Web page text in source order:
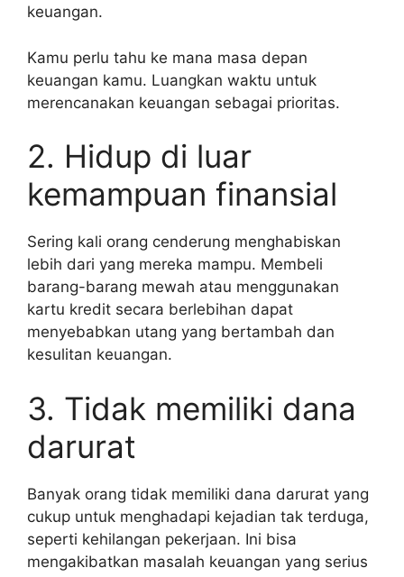
keuangan.
Kamu perlu tahu ke mana masa depan
keuangan kamu. Luangkan waktu untuk
merencanakan keuangan sebagai prioritas.
2. Hidup di luar
kemampuan finansial
Sering kali orang cenderung menghabiskan
lebih dari yang mereka mampu. Membeli
barang-barang mewah atau menggunakan
kartu kredit secara berlebihan dapat
menyebabkan utang yang bertambah dan
kesulitan keuangan.
3. Tidak memiliki dana
darurat
Banyak orang tidak memiliki dana darurat yang
cukup untuk menghadapi kejadian tak terduga,
seperti kehilangan pekerjaan. Ini bisa
mengakibatkan masalah keuangan yang serius